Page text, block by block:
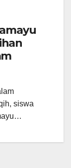
siswa